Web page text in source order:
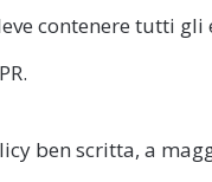
contenere tutti gli
ben scritta, a